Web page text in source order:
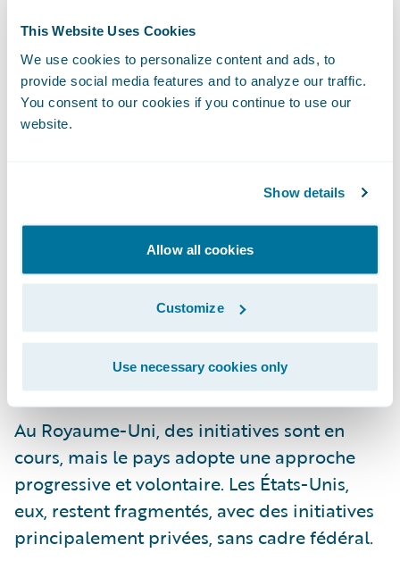
This Website Uses Cookies
We use cookies to personalize content and ads, to
provide social media features and to analyze our traffic.
You consent to our cookies if you continue to use our
website.
Show details
Allow all cookies
Customize
Use necessary cookies only
L’Europe est pionnière, mais d’autres pays
expérimentent. Le Brésil a lancé son
programme “Open Insurance” dès 2021. Plus
de 16 millions de transactions API ont été
enregistrées en un an. Toutefois, l’adoption
régulateur a dû revoir le calendrier initial.
L’Australie, via son régime CDR, a intégré
l’assurance en 2024. Les premiers résultats
moyenne de 15 % pour les consommateurs,
mais aussi une adoption inégale chez les
Au Royaume-Uni, des initiatives sont en
cours, mais le pays adopte une approche
progressive et volontaire. Les États-Unis,
eux, restent fragmentés, avec des initiatives
principalement privées, sans cadre fédéral.